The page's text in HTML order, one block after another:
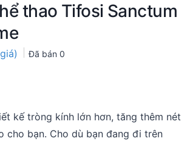
thao Tifosi Sanctum
Đã bán 0
kế tròng kính lớn hơn, tăng thêm nét
cho bạn. Cho dù bạn đang đi trên